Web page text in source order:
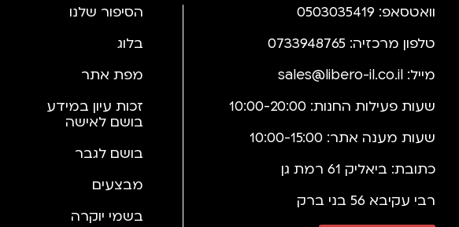
וואטסאפ: 0503035419
טלפון מרכזיה: 0733948765
מייל: sales@libero-il.co.il
שעות פעילות החנות: 10:00-20:00
שעות מענה אתר: 10:00-15:00
כתובת: ביאליק 61 רמת גן
רבי עקיבא 56 בני ברק
הסיפור שלנו
בלוג
מפת אתר
זכות עיון במידע
בושם לאישה
בושם לגבר
מבצעים
בשמי יוקרה